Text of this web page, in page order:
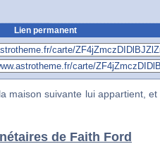
Lien permanent
maison suivante lui appartient, et
de Faith Ford